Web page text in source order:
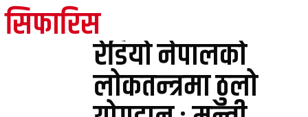
सिफारिस
रेडियो नेपालको
लोकतन्त्रमा ठुलो